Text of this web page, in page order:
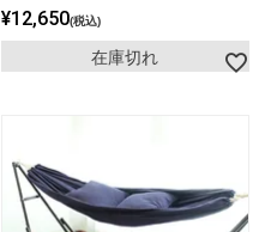
¥12,650 税込
在庫切れ